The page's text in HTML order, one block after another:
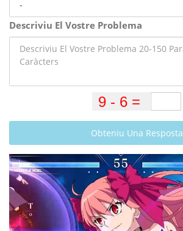
Descriviu El Vostre Problema
Obteniu Una Resposta